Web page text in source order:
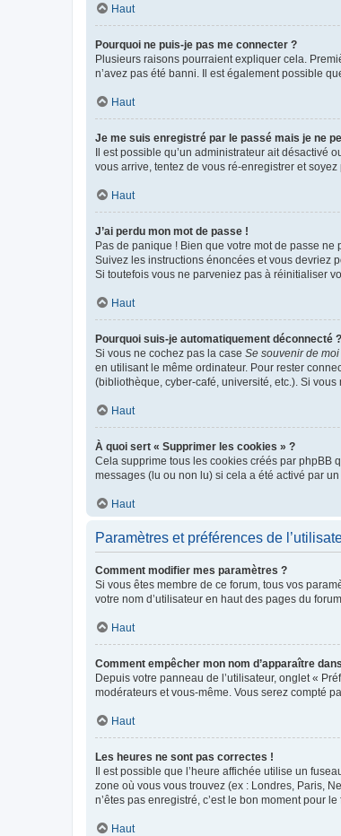
Haut
Pourquoi ne puis-je pas me connecter ?
Plusieurs raisons pourraient expliquer cela.
n’avez pas été banni. Il est également possible
Haut
Je me suis enregistré par le passé mais je ne
Il est possible qu’un administrateur ait
vous arrive, tentez de vous ré-enregistrer et
Haut
J’ai perdu mon mot de passe !
Pas de panique ! Bien que votre mot de passe
Suivez les instructions énoncées et vous devriez
Si toutefois vous ne parveniez pas à réinitialiser
Haut
Pourquoi suis-je automatiquement déconnecté ?
Si vous ne cochez pas la case Se souvenir de moi
en utilisant le même ordinateur. Pour rester
(bibliothèque, cyber-café, université, etc.). Si
Haut
À quoi sert « Supprimer les cookies » ?
Cela supprime tous les cookies créés par phpBB
messages (lu ou non lu) si cela a été activé par
Haut
Paramètres et préférences de
Comment modifier mes paramètres ?
Si vous êtes membre de ce forum, tous vos
votre nom d’utilisateur en haut des pages du
Haut
Comment empêcher mon nom d’apparaître
Depuis votre panneau de l’utilisateur, onglet «
modérateurs et vous-même. Vous serez compté
Haut
Les heures ne sont pas correctes !
Il est possible que l’heure affichée utilise un
zone où vous vous trouvez (ex : Londres, Paris,
n’êtes pas enregistré, c’est le bon moment pour le
Haut